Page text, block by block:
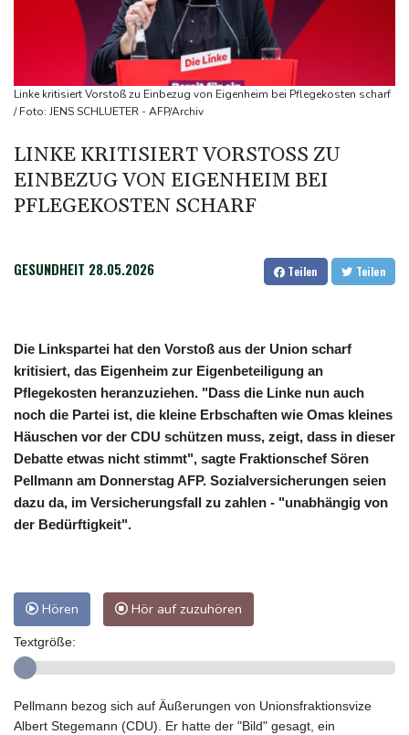
Justizminister Blanche
Schwimm-EM: Schmidbauer verliert Titel, Halbisch gewinnt
Frankreich: Crémant-Lese in Burgund beginnt wegen Hitzewellen
so früh wie nie
den Druck
Klinsmann über Horror-Verletzung: "Ich hatte Glück"
Linke kritisiert Vorstoß zu Einbezug von Eigenheim bei Pflegekosten scharf
/ Foto: JENS SCHLUETER - AFP/Archiv
LINKE KRITISIERT VORSTOSS ZU E
INBEZUG VON EIGENHEIM BEI P
FLEGEKOSTEN SCHARF
GESUNDHEIT 28.05.2026 Teilen Teilen
Die Linkspartei hat den Vorstoß aus der Union scharf
kritisiert, das Eigenheim zur Eigenbeteiligung an
Pflegekosten heranzuziehen. "Dass die Linke nun auch
noch die Partei ist, die kleine Erbschaften wie Omas kleines
Häuschen vor der CDU schützen muss, zeigt, dass in dieser
Debatte etwas nicht stimmt", sagte Fraktionschef Sören
Pellmann am Donnerstag AFP. Sozialversicherungen seien
dazu da, im Versicherungsfall zu zahlen - "unabhängig von
der Bedürftigkeit".
Hören Hör auf zuzuhören
Textgröße:
Pellmann bezog sich auf Äußerungen von Unionsfraktionsvize
Albert Stegemann (CDU). Er hatte der "Bild" gesagt, ein